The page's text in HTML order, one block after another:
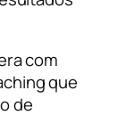
com
que
de